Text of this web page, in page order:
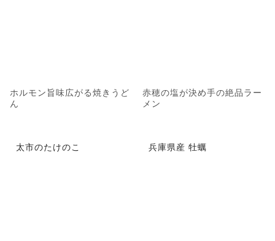
ホルモン旨味広がる焼きうど
ん
赤穂の塩が決め手の絶品ラー
メン
太市のたけのこ 兵庫県産 牡蠣